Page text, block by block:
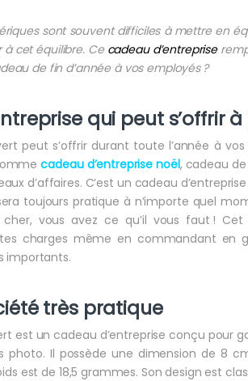
sont souvent difficiles à mettre en
à cet équilibre. Ce cadeau d’entreprise
de fin d’année à vos employés ?
qui peut s’offrir
peut s’offrir durant toute l’année à
cadeau d’entreprise noël, cadeau
d’affaires. C’est un cadeau
toujours pratique à n’importe quel
vous avez ce qu’il vous faut !
charges même en commandant en
importants.
très pratique
est un cadeau d’entreprise conçu pour
photo. Il possède une dimension de 8
est de 18,5 grammes. Son design est